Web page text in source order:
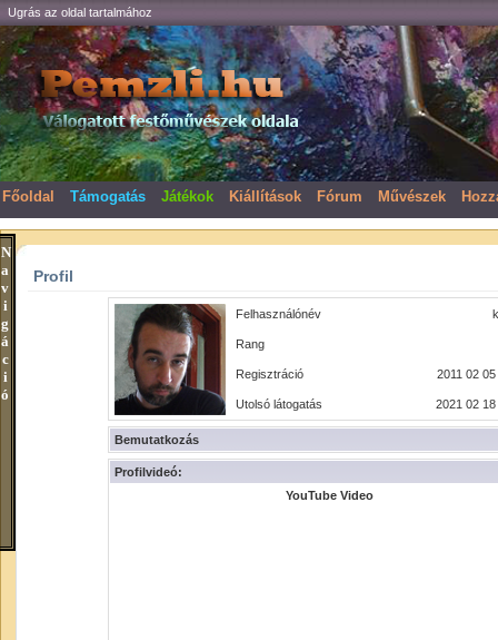
N
a
v
i
g
á
c
i
ó
Ugrás az oldal tartalmához
Főoldal Támogatás Játékok Kiállítások Fórum Művészek
Profil
Felhasználónév
Rang
Regisztráció 2011 02
Utolsó látogatás 2021 02
Bemutatkozás
Profilvideó:
YouTube Video